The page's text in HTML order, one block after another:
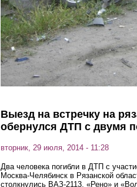
Выезд на встречку на
обернулся ДТП с двумя
вторник, 29 июля, 2014 - 11:28
Два человека погибли в ДТП с
Москва-Челябинск в Рязанской
столкнулись ВАЗ-2113, «Рено» и